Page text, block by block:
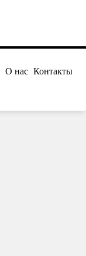
О нас Контакты